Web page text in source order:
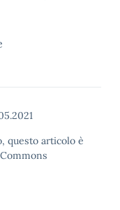
questo articolo è